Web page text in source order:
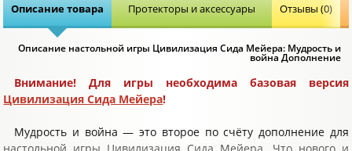
Описание товара Протекторы и аксессуары Отзывы (0)
Описание настольной игры Цивилизация Сида Мейера: Мудрость и
война Дополнение
Внимание! Для игры необходима базовая версия
Цивилизация Сида Мейера!
Мудрость и война — это второе по счёту дополнение для
настольной игры Цивилизация Сида Мейера. Что нового и